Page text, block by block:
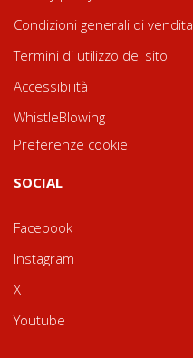
Condizioni generali di vendita
Termini di utilizzo del sito
Accessibilità
WhistleBlowing
Preferenze cookie
SOCIAL
Facebook
Instagram
X
Youtube